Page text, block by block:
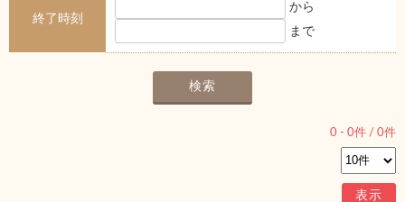
終了時刻
から
まで
0 - 0件 / 0件